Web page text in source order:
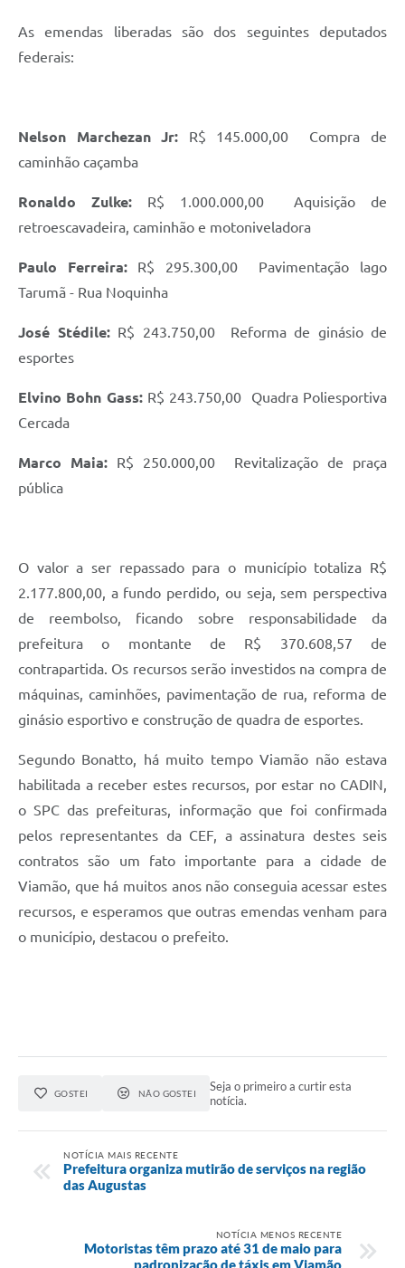
As emendas liberadas são dos seguintes deputados
federais:
Nelson Marchezan Jr: R$ 145.000,00  Compra de
caminhão caçamba
Ronaldo Zulke: R$ 1.000.000,00  Aquisição de
retroescavadeira, caminhão e motoniveladora
Paulo Ferreira: R$ 295.300,00  Pavimentação lago
Tarumã - Rua Noquinha
José Stédile: R$ 243.750,00  Reforma de ginásio de
esportes
Elvino Bohn Gass: R$ 243.750,00  Quadra Poliesportiva
Cercada
Marco Maia: R$ 250.000,00  Revitalização de praça
pública
O valor a ser repassado para o município totaliza R$
2.177.800,00, a fundo perdido, ou seja, sem perspectiva
de reembolso, ficando sobre responsabilidade da
prefeitura o montante de R$ 370.608,57 de
contrapartida. Os recursos serão investidos na compra de
máquinas, caminhões, pavimentação de rua, reforma de
ginásio esportivo e construção de quadra de esportes.
Segundo Bonatto, há muito tempo Viamão não estava
habilitada a receber estes recursos, por estar no CADIN,
o SPC das prefeituras, informação que foi confirmada
pelos representantes da CEF, a assinatura destes seis
contratos são um fato importante para a cidade de
Viamão, que há muitos anos não conseguia acessar estes
recursos, e esperamos que outras emendas venham para
o município, destacou o prefeito.
GOSTEI NÃO GOSTEI
Seja o primeiro a curtir esta
notícia.
NOTÍCIA MAIS RECENTE
Prefeitura organiza mutirão de serviços na região
das Augustas
NOTÍCIA MENOS RECENTE
Motoristas têm prazo até 31 de maio para
padronização de táxis em Viamão